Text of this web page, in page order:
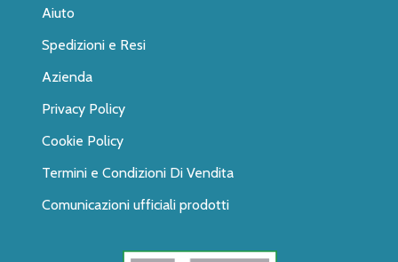
Aiuto
Spedizioni e Resi
Azienda
Privacy Policy
Cookie Policy
Termini e Condizioni Di Vendita
Comunicazioni ufficiali prodotti